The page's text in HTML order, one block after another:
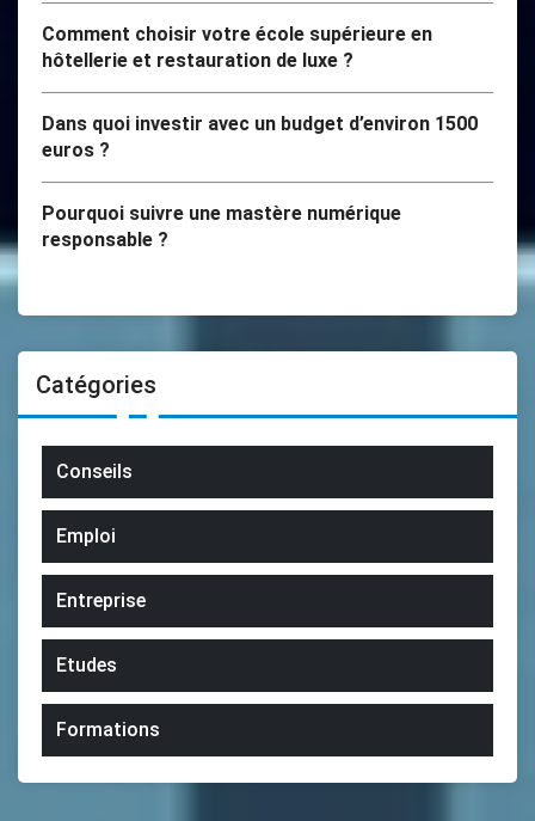
Comment choisir votre école supérieure en
hôtellerie et restauration de luxe ?
Dans quoi investir avec un budget d’environ 1500
euros ?
Pourquoi suivre une mastère numérique
responsable ?
Catégories
Conseils
Emploi
Entreprise
Etudes
Formations